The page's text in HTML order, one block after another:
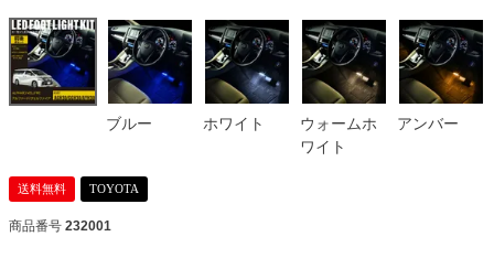
ブルー ホワイト
ウォームホ
ワイト
アンバー
送料無料 TOYOTA
商品番号 232001